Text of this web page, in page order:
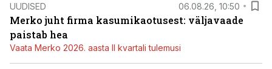
UUDISED 06.08.26, 10:50
Merko juht firma kasumikaotusest: väljavaade
paistab hea
Vaata Merko 2026. aasta II kvartali tulemusi